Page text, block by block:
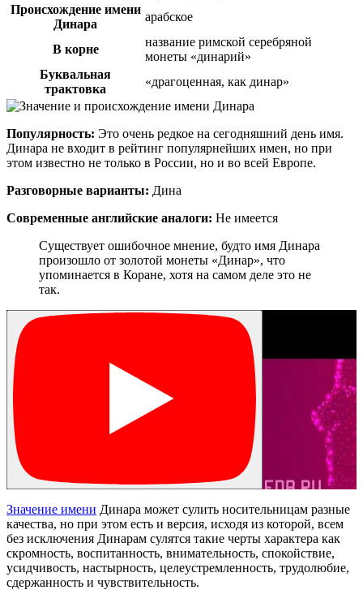
Происхождение имени
Динара
арабское
В корне
название римской серебряной
монеты «динарий»
Буквальная
трактовка
«драгоценная, как динар»
Популярность: Это очень редкое на сегодняшний день имя.
Динара не входит в рейтинг популярнейших имен, но при
этом известно не только в России, но и во всей Европе.
Разговорные варианты: Дина
Современные английские аналоги: Не имеется
Существует ошибочное мнение, будто имя Динара
произошло от золотой монеты «Динар», что
упоминается в Коране, хотя на самом деле это не
так.
Значение имени Динара может сулить носительницам разные
качества, но при этом есть и версия, исходя из которой, всем
без исключения Динарам сулятся такие черты характера как
скромность, воспитанность, внимательность, спокойствие,
усидчивость, настырность, целеустремленность, трудолюбие,
сдержанность и чувствительность.